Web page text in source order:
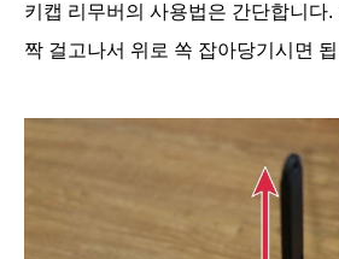
키캡 리무버의 사용법은 간단합니다
짝 걸고나서 위로 쏙 잡아당기시면